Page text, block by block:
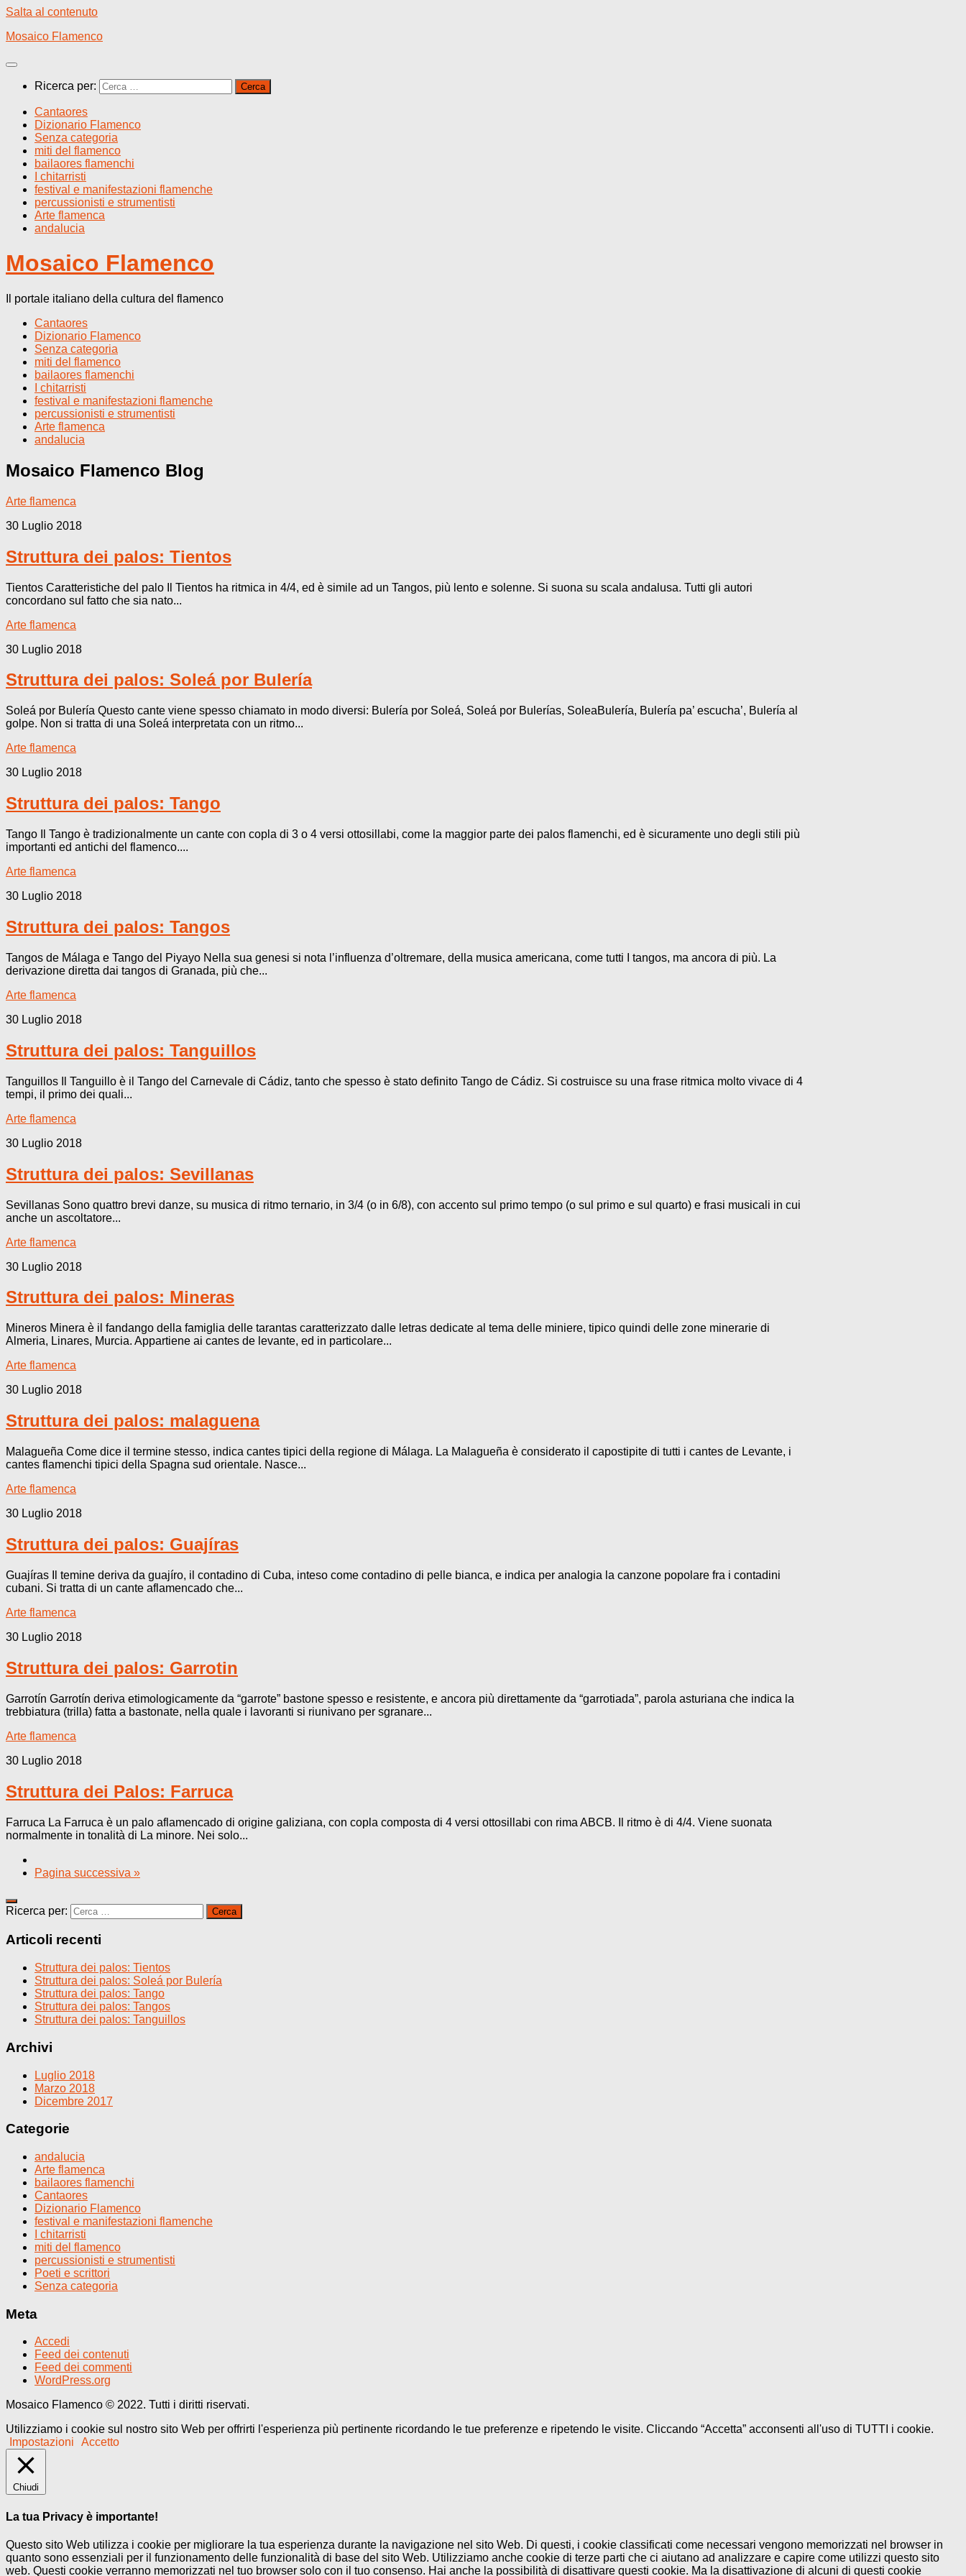
Salta al contenuto
Mosaico Flamenco
Ricerca per:
Cantaores
Dizionario Flamenco
Senza categoria
miti del flamenco
bailaores flamenchi
I chitarristi
festival e manifestazioni flamenche
percussionisti e strumentisti
Arte flamenca
andalucia
Mosaico Flamenco
Il portale italiano della cultura del flamenco
Cantaores
Dizionario Flamenco
Senza categoria
miti del flamenco
bailaores flamenchi
I chitarristi
festival e manifestazioni flamenche
percussionisti e strumentisti
Arte flamenca
andalucia
Mosaico Flamenco Blog
Arte flamenca
30 Luglio 2018
Struttura dei palos: Tientos
Tientos Caratteristiche del palo Il Tientos ha ritmica in 4/4, ed è simile ad un Tangos, più lento e solenne. Si suona su scala andalusa. Tutti gli autori
concordano sul fatto che sia nato...
Arte flamenca
30 Luglio 2018
Struttura dei palos: Soleá por Bulería
Soleá por Bulería Questo cante viene spesso chiamato in modo diversi: Bulería por Soleá, Soleá por Bulerías, SoleaBulería, Bulería pa’ escucha’, Bulería al
golpe. Non si tratta di una Soleá interpretata con un ritmo...
Arte flamenca
30 Luglio 2018
Struttura dei palos: Tango
Tango Il Tango è tradizionalmente un cante con copla di 3 o 4 versi ottosillabi, come la maggior parte dei palos flamenchi, ed è sicuramente uno degli stili più
importanti ed antichi del flamenco....
Arte flamenca
30 Luglio 2018
Struttura dei palos: Tangos
Tangos de Málaga e Tango del Piyayo Nella sua genesi si nota l’influenza d’oltremare, della musica americana, come tutti I tangos, ma ancora di più. La
derivazione diretta dai tangos di Granada, più che...
Arte flamenca
30 Luglio 2018
Struttura dei palos: Tanguillos
Tanguillos Il Tanguillo è il Tango del Carnevale di Cádiz, tanto che spesso è stato definito Tango de Cádiz. Si costruisce su una frase ritmica molto vivace di 4
tempi, il primo dei quali...
Arte flamenca
30 Luglio 2018
Struttura dei palos: Sevillanas
Sevillanas Sono quattro brevi danze, su musica di ritmo ternario, in 3/4 (o in 6/8), con accento sul primo tempo (o sul primo e sul quarto) e frasi musicali in cui
anche un ascoltatore...
Arte flamenca
30 Luglio 2018
Struttura dei palos: Mineras
Mineros Minera è il fandango della famiglia delle tarantas caratterizzato dalle letras dedicate al tema delle miniere, tipico quindi delle zone minerarie di
Almeria, Linares, Murcia. Appartiene ai cantes de levante, ed in particolare...
Arte flamenca
30 Luglio 2018
Struttura dei palos: malaguena
Malagueña Come dice il termine stesso, indica cantes tipici della regione di Málaga. La Malagueña è considerato il capostipite di tutti i cantes de Levante, i
cantes flamenchi tipici della Spagna sud orientale. Nasce...
Arte flamenca
30 Luglio 2018
Struttura dei palos: Guajíras
Guajíras Il temine deriva da guajíro, il contadino di Cuba, inteso come contadino di pelle bianca, e indica per analogia la canzone popolare fra i contadini
cubani. Si tratta di un cante aflamencado che...
Arte flamenca
30 Luglio 2018
Struttura dei palos: Garrotin
Garrotín Garrotín deriva etimologicamente da “garrote” bastone spesso e resistente, e ancora più direttamente da “garrotiada”, parola asturiana che indica la
trebbiatura (trilla) fatta a bastonate, nella quale i lavoranti si riunivano per sgranare...
Arte flamenca
30 Luglio 2018
Struttura dei Palos: Farruca
Farruca La Farruca è un palo aflamencado di origine galiziana, con copla composta di 4 versi ottosillabi con rima ABCB. Il ritmo è di 4/4. Viene suonata
normalmente in tonalità di La minore. Nei solo...
Pagina successiva »
Ricerca per:
Articoli recenti
Struttura dei palos: Tientos
Struttura dei palos: Soleá por Bulería
Struttura dei palos: Tango
Struttura dei palos: Tangos
Struttura dei palos: Tanguillos
Archivi
Luglio 2018
Marzo 2018
Dicembre 2017
Categorie
andalucia
Arte flamenca
bailaores flamenchi
Cantaores
Dizionario Flamenco
festival e manifestazioni flamenche
I chitarristi
miti del flamenco
percussionisti e strumentisti
Poeti e scrittori
Senza categoria
Meta
Accedi
Feed dei contenuti
Feed dei commenti
WordPress.org
Mosaico Flamenco © 2022. Tutti i diritti riservati.
Utilizziamo i cookie sul nostro sito Web per offrirti l'esperienza più pertinente ricordando le tue preferenze e ripetendo le visite. Cliccando “Accetta” acconsenti all'uso di TUTTI i cookie.
Impostazioni
Accetto
Chiudi
La tua Privacy è importante!
Questo sito Web utilizza i cookie per migliorare la tua esperienza durante la navigazione nel sito Web. Di questi, i cookie classificati come necessari vengono memorizzati nel browser in
quanto sono essenziali per il funzionamento delle funzionalità di base del sito Web. Utilizziamo anche cookie di terze parti che ci aiutano ad analizzare e capire come utilizzi questo sito
web. Questi cookie verranno memorizzati nel tuo browser solo con il tuo consenso. Hai anche la possibilità di disattivare questi cookie. Ma la disattivazione di alcuni di questi cookie